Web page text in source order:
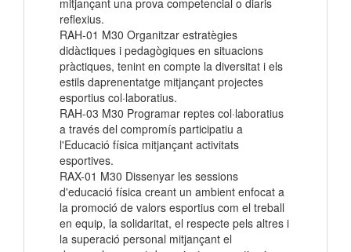
reflexius.
RAH-01 M30 Organitzar estratègies
didàctiques i pedagògiques en situacions
pràctiques, tenint en compte la diversitat i els
estils daprenentatge mitjançant projectes
esportius col·laboratius.
RAH-03 M30 Programar reptes col·laboratius
a través del compromís participatiu a
l'Educació física mitjançant activitats
esportives.
RAX-01 M30 Dissenyar les sessions
d'educació física creant un ambient enfocat a
la promoció de valors esportius com el treball
en equip, la solidaritat, el respecte pels altres i
la superació personal mitjançant el